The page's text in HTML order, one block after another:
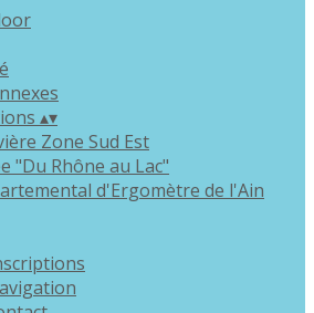
▴▾
Zone Sud Est
"Du Rhône au Lac"
d'Ergomètre de l'Ain